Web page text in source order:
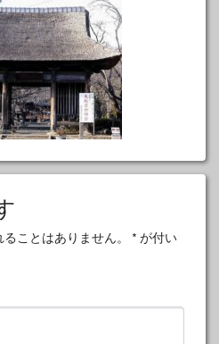
ことはありません。 * が付い